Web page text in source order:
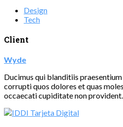
Design
Tech
Client
Wyde
Ducimus qui blanditiis
corrupti quos dolores et quas
occaecati cupiditate non provident.